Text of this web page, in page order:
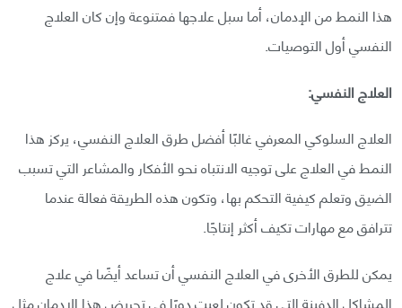
هذا النمط من الإدمان، أما سبل علاجها فمتنوعة وإن كان العلاج
النفسي أول التوصيات.
العلاج النفسي:
العلاج السلوكي المعرفي غالبًا أفضل طرق العلاج النفسي، يركز هذا
النمط في العلاج على توجيه الانتباه نحو الأفكار والمشاعر التي تسبب
الضيق وتعلم كيفية التحكم بها، وتكون هذه الطريقة فعالة عندما
تترافق مع مهارات تكيف أكثر إنتاجًا.
يمكن للطرق الأخرى في العلاج النفسي أن تساعد أيضًا في علاج
المشاكل الدفينة التي قد تكون لعبت دورًا في تحريض هذا الإدمان مثل